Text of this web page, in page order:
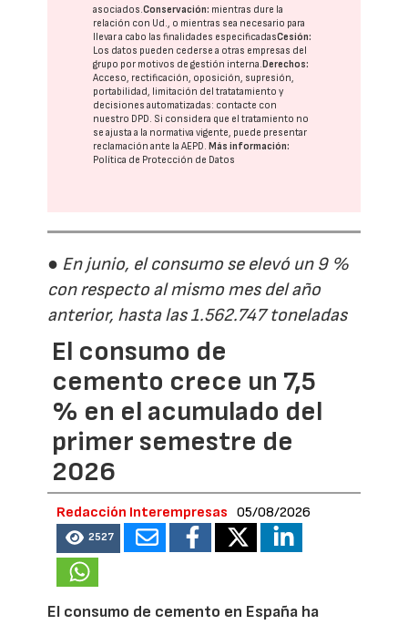
asociados.Conservación: mientras dure la
relación con Ud., o mientras sea necesario para
llevar a cabo las finalidades especificadasCesión:
Los datos pueden cederse a otras empresas del
grupo por motivos de gestión interna. Derechos:
Acceso, rectificación, oposición, supresión,
portabilidad, limitación del tratatamiento y
decisiones automatizadas: contacte con
nuestro DPD. Si considera que el tratamiento no
se ajusta a la normativa vigente, puede presentar
reclamación ante laAEPD. Más información:
Política de Protección de Datos
● En junio, el consumo se elevó un 9 %
con respecto al mismo mes del año
anterior, hasta las 1.562.747 toneladas
El consumo de
cemento crece un 7,5
% en el acumulado del
primer semestre de
2026
Redacción Interempresas 05/08/2026
2527
El consumo de cemento en España ha